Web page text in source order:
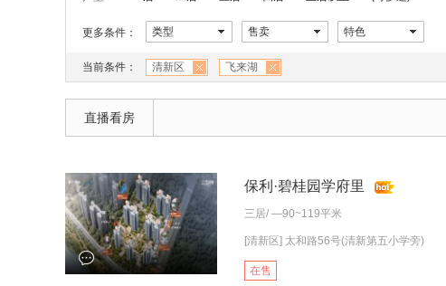
更多条件： 类型 售卖 特色
当前条件： 清新区 飞来湖
直播看房
保利·碧桂园学府里
三居/ —90~119平米
[清新区] 太和路56号(清新第五小学旁)
在售